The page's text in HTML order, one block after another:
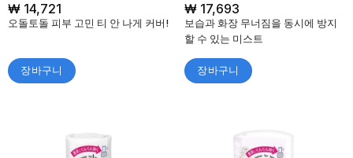
₩14,721
오돌토돌 피부 고민 티 안 나게 커버!
장바구니
₩17,693
보습과 화장 무너짐을 동시에 방지
할 수 있는 미스트
장바구니